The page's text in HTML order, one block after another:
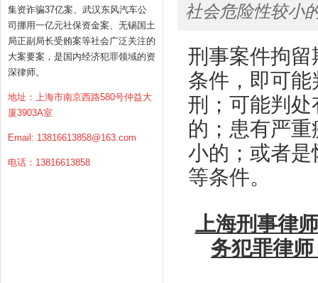
集资诈骗37亿案、武汉东风汽车公
司挪用一亿元社保资金案、无锡国土
局正副局长受贿案等社会广泛关注的
大案要案，是国内经济犯罪领域的资
深律师。
地址：上海市南京西路580号仲益大
厦3903A室
Email: 13816613858@163.com
电话：13816613858
社会危险性较小
刑事案件拘
条件，即可
刑；可能判
的；患有严
小的；或者
等条件。
上海刑事律
务犯罪律